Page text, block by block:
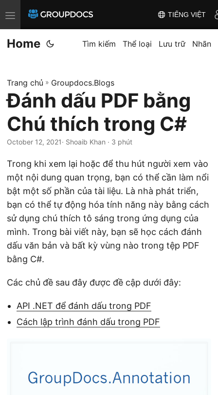
T
o
g
e
n
v
i
a
t
i
o
n
TIẾNG VIỆT
Home Tìm kiếm Thể loại Lưu trữ Nhãn
Trang chủ » Groupdocs.Blogs
Đánh dấu PDF bằng
Chú thích trong C#
October 12, 2021· Shoaib Khan · 3 phút
Trong khi xem lại hoặc để thu hút người xem vào
một nội dung quan trọng, bạn có thể cần làm nổi
bật một số phần của tài liệu. Là nhà phát triển,
bạn có thể tự động hóa tính năng này bằng cách
sử dụng chú thích tô sáng trong ứng dụng của
mình. Trong bài viết này, bạn sẽ học cách đánh
dấu văn bản và bất kỳ vùng nào trong tệp PDF
bằng C#.
Các chủ đề sau đây được đề cập dưới đây:
API .NET để đánh dấu trong PDF
Cách lập trình đánh dấu trong PDF